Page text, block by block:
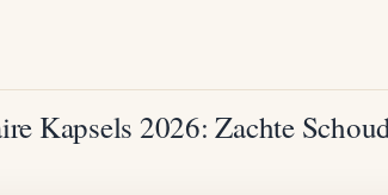
Kapsels 2026: Zachte